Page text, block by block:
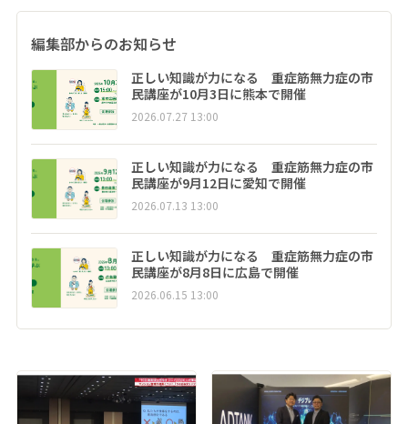
編集部からのお知らせ
正しい知識が力になる 重症筋無力症の市
民講座が10月3日に熊本で開催
2026.07.27 13:00
正しい知識が力になる 重症筋無力症の市
民講座が9月12日に愛知で開催
2026.07.13 13:00
正しい知識が力になる 重症筋無力症の市
民講座が8月8日に広島で開催
2026.06.15 13:00